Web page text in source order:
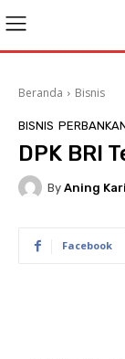
Beranda Bisnis
BISNIS
DPK BRI
By Aning
Facebook